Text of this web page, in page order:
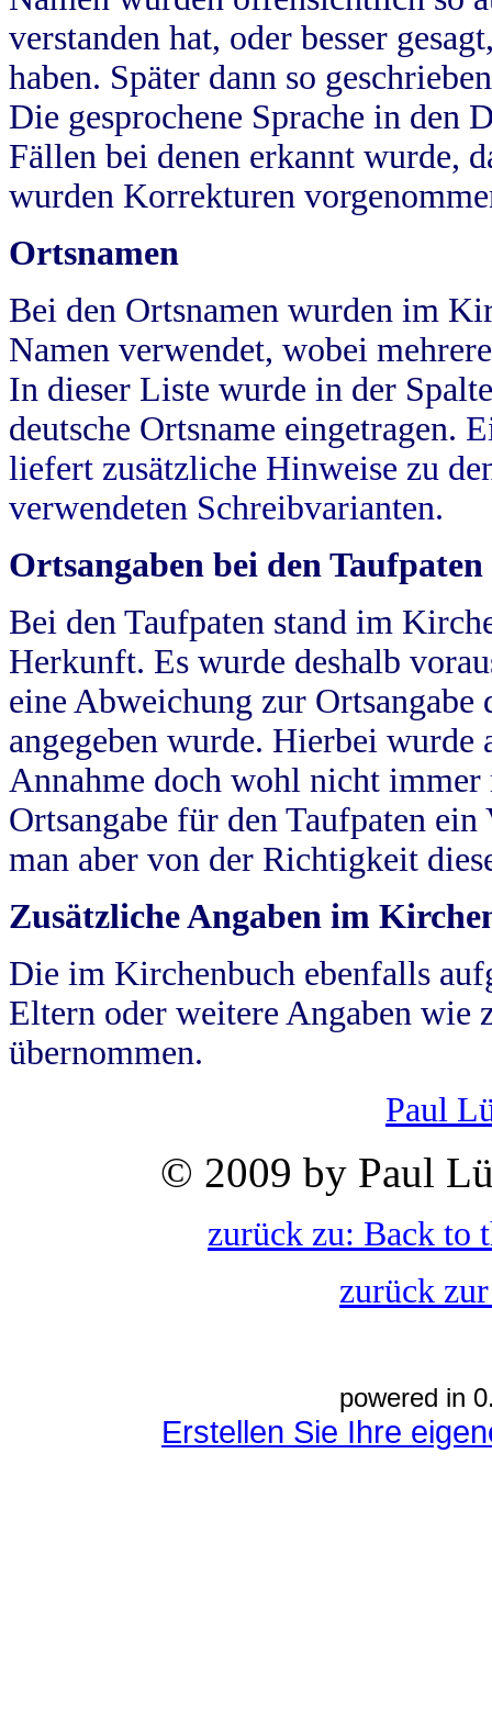
verstanden hat, oder besser
haben. Später dann so
Die gesprochene Sprache in
Fällen bei denen erkannt wurde,
wurden Korrekturen
Ortsnamen
Bei den Ortsnamen wurden im
Namen verwendet, wobei
In dieser Liste wurde in der
deutsche Ortsname eingetragen.
liefert zusätzliche Hinweise zu
verwendeten Schreibvarianten.
Ortsangaben bei den Taufpaten
Bei den Taufpaten stand im
Herkunft. Es wurde deshalb
eine Abweichung zur
angegeben wurde. Hierbei wurde
Annahme doch wohl nicht
Ortsangabe für den Taufpaten
man aber von der Richtigkeit
Zusätzliche Angaben im
Die im Kirchenbuch ebenfalls
Eltern oder weitere Angaben wie
übernommen.
Paul
© 2009 by Paul
zurück zu: Back to
zurück
powered in
Erstellen Sie Ihre